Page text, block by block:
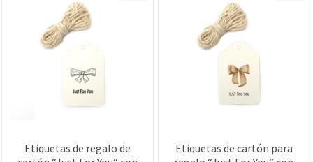
Etiquetas de regalo de
Etiquetas de cartón para